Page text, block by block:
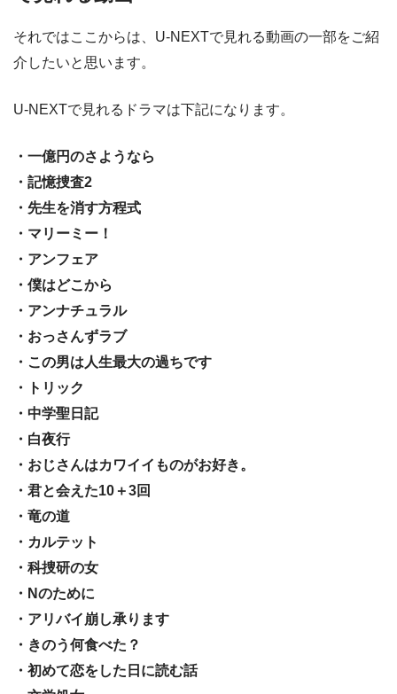
それではここからは、U-NEXTで見れる動画の一部をご紹
介したいと思います。
U-NEXTで見れるドラマは下記になります。
・一億円のさようなら
・記憶捜査2
・先生を消す方程式
・マリーミー！
・アンフェア
・僕はどこから
・アンナチュラル
・おっさんずラブ
・この男は人生最大の過ちです
・トリック
・中学聖日記
・白夜行
・おじさんはカワイイものがお好き。
・君と会えた10＋3回
・竜の道
・カルテット
・科捜研の女
・Nのために
・アリバイ崩し承ります
・きのう何食べた？
・初めて恋をした日に読む話